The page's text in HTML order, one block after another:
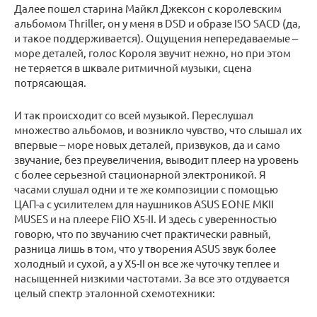
Далее пошел старина Майкл Джексон с королевским
альбомом Thriller, он у меня в DSD и образе ISO SACD (да,
и такое поддерживается). Ощущения непередаваемые ‒
море деталей, голос Короля звучит нежно, но при этом
не теряется в шквале ритмичной музыки, сцена
потрясающая.
И так происходит со всей музыкой. Переслушал
множество альбомов, и возникло чувство, что слышал их
впервые ‒ море новых деталей, призвуков, да и само
звучание, без преувеличения, выводит плеер на уровень
с более серьезной стационарной электроникой. Я
часами слушал одни и те же композиции с помощью
ЦАП-а с усилителем для наушников ASUS EONE MKII
MUSES и на плеере FiiO X5-II. И здесь с уверенностью
говорю, что по звучанию счет практически равный,
разница лишь в том, что у творения ASUS звук более
холодный и сухой, а у X5-II он все же чуточку теплее и
насыщенней низкими частотами. За все это отдувается
целый спектр эталонной схемотехники: